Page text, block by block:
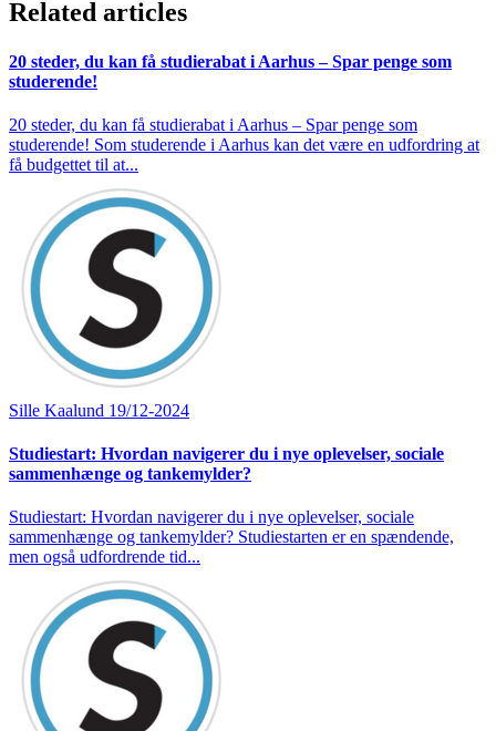
Related articles
20 steder, du kan få studierabat i Aarhus – Spar penge som
studerende!
20 steder, du kan få studierabat i Aarhus – Spar penge som
studerende! Som studerende i Aarhus kan det være en udfordring at
få budgettet til at...
Sille Kaalund 19/12-2024
Studiestart: Hvordan navigerer du i nye oplevelser, sociale
sammenhænge og tankemylder?
Studiestart: Hvordan navigerer du i nye oplevelser, sociale
sammenhænge og tankemylder? Studiestarten er en spændende,
men også udfordrende tid...